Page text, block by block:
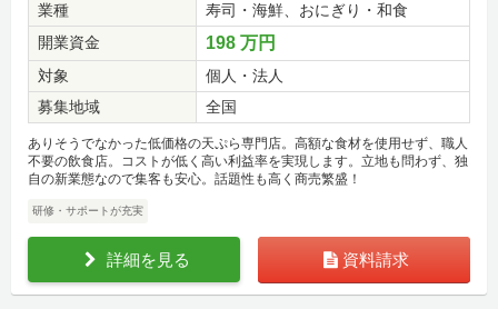
業種
寿司・海鮮、おにぎり・和食
開業資金
198 万円
対象
個人・法人
募集地域
全国
ありそうでなかった低価格の天ぷら専門店。高額な食材を使用せず、職人
不要の飲食店。コストが低く高い利益率を実現します。立地も問わず、独
自の新業態なので集客も安心。話題性も高く商売繁盛！
研修・サポートが充実
詳細を見る 資料請求